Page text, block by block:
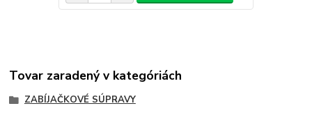
Tovar zaradený v kategóriách
ZABÍJAČKOVÉ SÚPRAVY